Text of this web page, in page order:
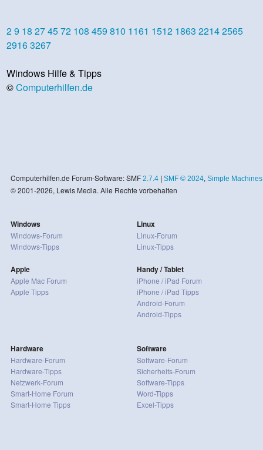
29 18 274572 108 459 810 1161 1512 1863 22142565
29163267
Windows Hilfe & Tipps
©Computerhilfen.de
Computerhilfen.de Forum-Software: SMF 2.7.4| SMF © 2024, Simple Machines
© 2001-2026, Lewis Media. Alle Rechte vorbehalten
Windows
Windows-Forum
Windows-Tipps
Apple
Apple Mac Forum
Apple Tipps
Linux
Linux-Forum
Linux-Tipps
Handy / Tablet
iPhone / iPad Forum
iPhone / iPad Tipps
Android-Forum
Android-Tipps
Hardware
Hardware-Forum
Hardware-Tipps
Netzwerk-Forum
Smart-Home Forum
Smart-Home Tipps
Software
Software-Forum
Sicherheits-Forum
Software-Tipps
Word-Tipps
Excel-Tipps